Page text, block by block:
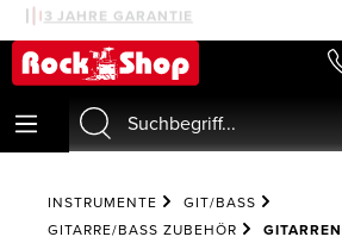
springen
3 JAHRE GARANTIE
30 TAGE MONEYBACK
INSTRUMENTE
GIT/BASS
GITARRE/BASS ZUBEHÖR